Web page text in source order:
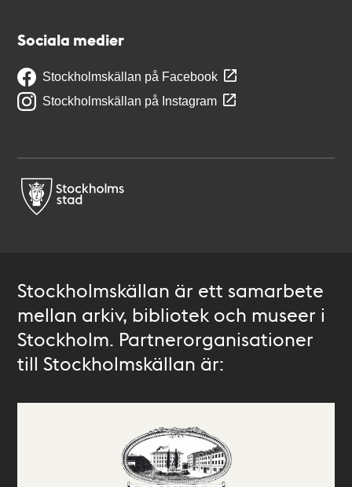
Sociala medier
Stockholmskällan på Facebook
Stockholmskällan på Instagram
Stockholmskällan är ett samarbete
mellan arkiv, bibliotek och museer i
Stockholm. Partnerorganisationer
till Stockholmskällan är: